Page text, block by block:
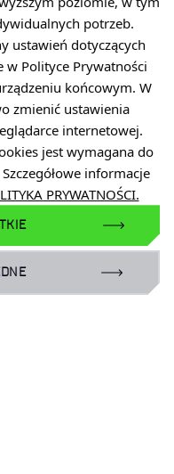
potrzeb.
ustawień dotyczących
w Polityce Prywatności
końcowym. W
zmienić ustawienia
internetowej.
jest wymagana do
informacje
PRYWATNOŚCI.